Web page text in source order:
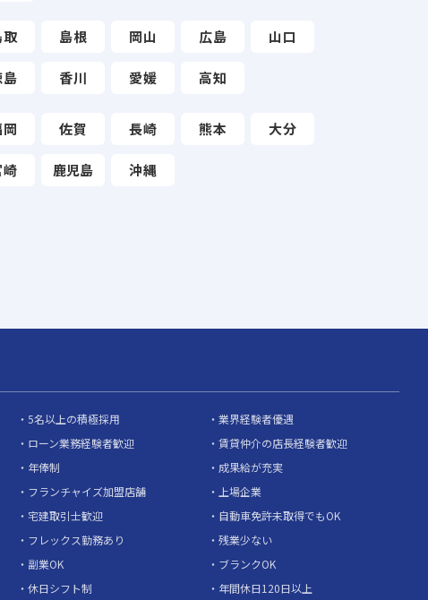
取 島根 岡山 広島 山口
島 香川 愛媛 高知
佐賀 長崎 熊本 大分
崎 鹿児島 沖縄
5名以上の積極採用
業界経験者優遇
ローン業務経験者歓迎
賃貸仲介の店長経験者歓迎
年俸制
成果給が充実
フランチャイズ加盟店舗
上場企業
宅建取引士歓迎
自動車免許未取得でもOK
フレックス勤務あり
残業少ない
副業OK
ブランクOK
休日シフト制 年間休日120日以上